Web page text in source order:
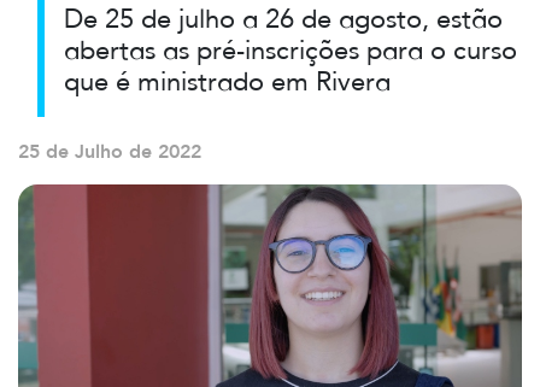
De 25 de julho a 26 de agosto, estão
abertas as pré-inscrições para o curso
que é ministrado em Rivera
25 de Julho de 2022